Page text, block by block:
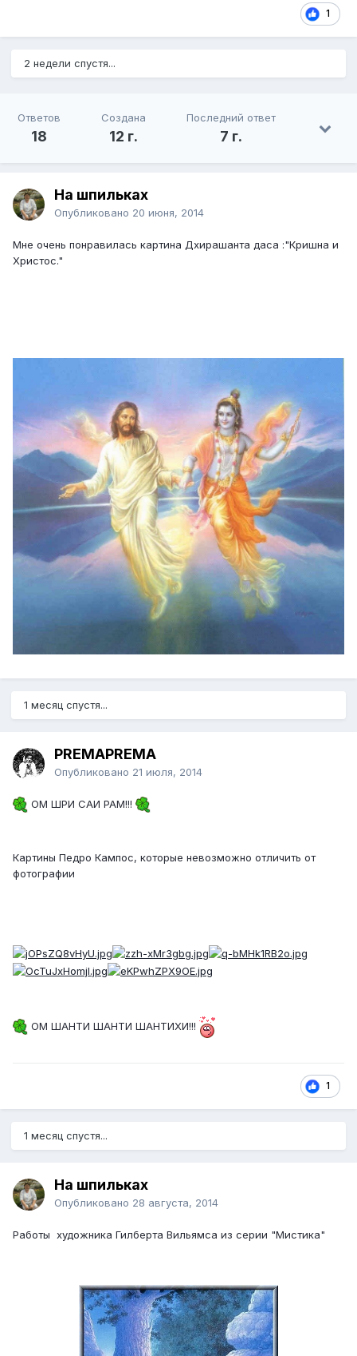
1
2 недели спустя...
Ответов
18
Создана
12 г.
Последний ответ
7 г.
На шпильках
Опубликовано 20 июня, 2014
Мне очень понравилась картина Дхирашанта даса :"Кришна и
Христос."
1 месяц спустя...
PREMAPREMA
Опубликовано 21 июля, 2014
ОМ ШРИ САИ РАМ!!!
Картины Педро Кампос, которые невозможно отличить от
фотографии
ОМ ШАНТИ ШАНТИ ШАНТИХИ!!!
1
1 месяц спустя...
На шпильках
Опубликовано 28 августа, 2014
Работы художника Гилберта Вильямса из серии "Мистика"